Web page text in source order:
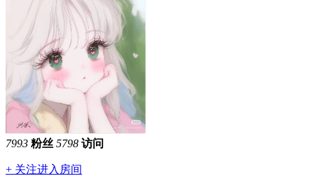
7993 粉丝 5798 访问
+ 关注进入房间